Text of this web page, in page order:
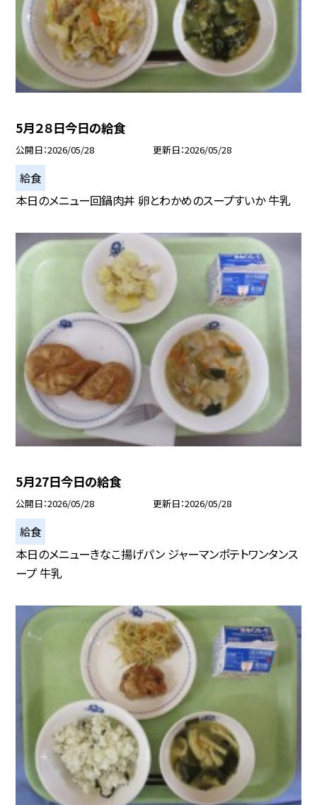
5月２８日今日の給食
公開日 2026/05/28 更新日 2026/05/28
給食
本日のメニュー回鍋肉丼 卵とわかめのスープすいか 牛乳
5月27日今日の給食
公開日 2026/05/28 更新日 2026/05/28
給食
本日のメニューきなこ揚げパン ジャーマンポテトワンタンス
ープ 牛乳